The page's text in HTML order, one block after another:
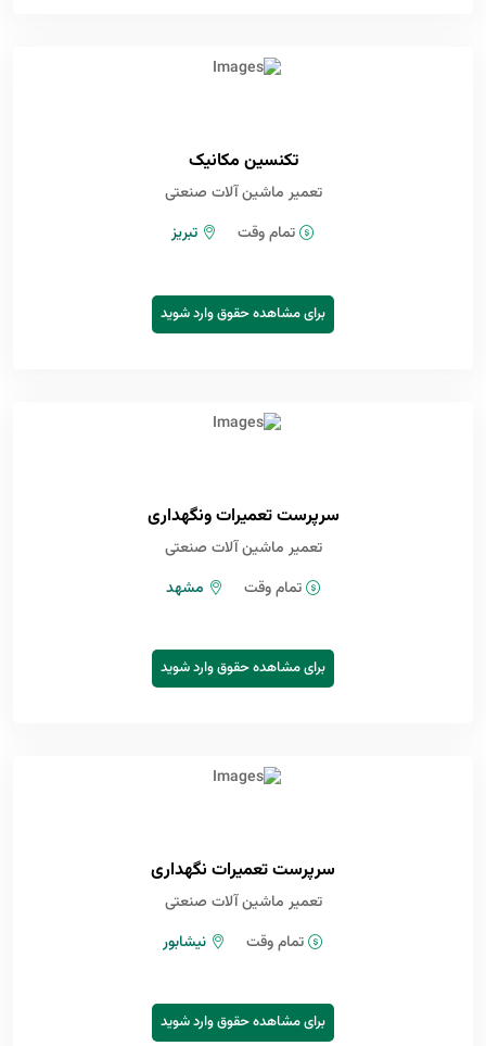
تکنسین مکانیک
تعمیر ماشین آلات صنعتی
تمام وقت
تبریز
برای مشاهده حقوق وارد شوید
سرپرست تعمیرات ونگهداری
تعمیر ماشین آلات صنعتی
تمام وقت
مشهد
برای مشاهده حقوق وارد شوید
سرپرست تعمیرات نگهداری
تعمیر ماشین آلات صنعتی
تمام وقت
نیشابور
برای مشاهده حقوق وارد شوید